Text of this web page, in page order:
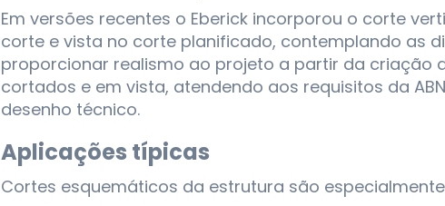
Em versões recentes o Eberick incorporou o corte
corte e vista no corte planificado, contemplando as
proporcionar realismo ao projeto a partir da criação
cortados e em vista, atendendo aos requisitos da
desenho técnico.
Aplicações típicas
Cortes esquemáticos da estrutura são